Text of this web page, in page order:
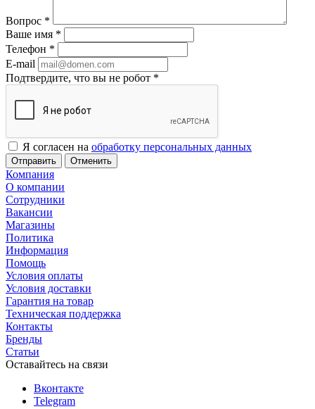
Вопрос *
Ваше имя *
Телефон *
E-mail
Подтвердите, что вы не робот *
Я согласен на обработку персональных данных
Отменить
Компания
О компании
Сотрудники
Вакансии
Магазины
Политика
Информация
Помощь
Условия оплаты
Условия доставки
Гарантия на товар
Техническая поддержка
Контакты
Бренды
Статьи
Оставайтесь на связи
Вконтакте
Telegram